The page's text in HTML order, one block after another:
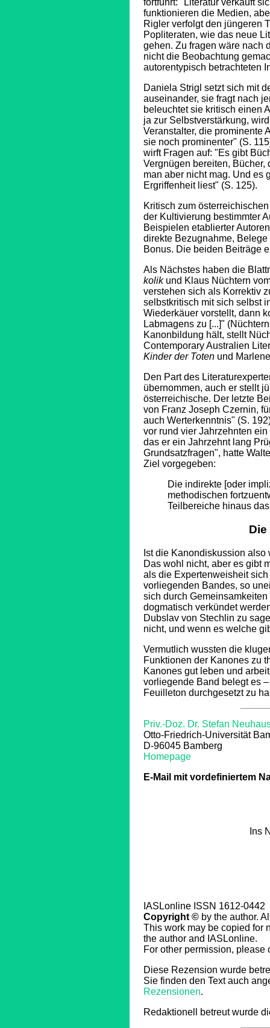
fortführt: "Literatur verkauft
funktionieren die Medien,
Rigler verfolgt den jüngeren
Popliteraten, wie das neue
gehen. Zu fragen wäre nach
nicht die Beobachtung
autorentypisch betrachteten
Daniela Strigl setzt sich mit
auseinander, sie fragt nach
beleuchtet sie kritisch einen
ja zur Selbstverstärkung,
Veranstalter, die prominente
sie noch prominenter" (S.
wirft Fragen auf: "Es gibt
Vergnügen bereiten, Bücher,
man aber nicht mag. Und es
Ergriffenheit liest" (S. 125).
Kritisch zum
der Kultivierung bestimmter
Beispielen etablierter
direkte Bezugnahme,
Bonus. Die beiden Beiträge
Als Nächstes haben die
kolikund Klaus Nüchtern
verstehen sich als Korrektiv
selbstkritisch mit sich selbst
Wiederkäuer vorstellt, dann
Labmagens zu [...]"
Kanonbildung hält, stellt
Contemporary Australien
Kinder der Toten und
Den Part des
übernommen, auch er stellt
österreichische. Der letzte
von Franz Joseph Czernin,
auch Werterkenntnis" (S.
vor rund vier Jahrzehnten
das er ein Jahrzehnt lang
Grundsatzfragen", hatte
Ziel vorgegeben:
Die indirekte [oder
methodischen
Teilbereiche hinaus
Ist die Kanondiskussion
Das wohl nicht, aber es gibt
als die Expertenweisheit
vorliegenden Bandes, so
sich durch
dogmatisch verkündet
Dubslav von Stechlin zu
nicht, und wenn es welche
Vermutlich wussten die
Funktionen der Kanones zu
Kanones gut leben und
vorliegende Band belegt es
Feuilleton durchgesetzt zu
Priv.-Doz. Dr. Stefan
Otto-Friedrich-Universität
D-96045 Bamberg
Homepage
E-Mail mit vordefiniertem
Ins
IASLonline ISSN 1612-0442
Copyright © by the author.
This work may be copied for
the author and IASLonline.
For other permission, please
Diese Rezension wurde
Sie finden den Text auch
Rezensionen.
Redaktionell betreut wurde